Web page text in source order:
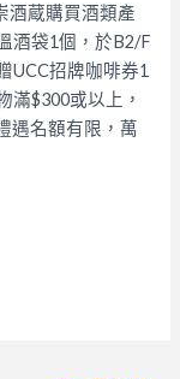
酒蔵購買酒類產
酒袋1個，於B2/F
UCC招牌咖啡券1
滿$300或以上，
遇名額有限，萬